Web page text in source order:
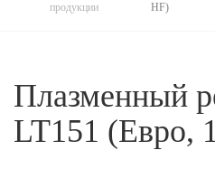
продукции
HF)
Плазменный
LT151 (Евро,